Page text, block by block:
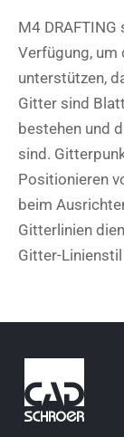
M4
Verfügung, um
unterstützen,
Gitter sind
bestehen und
sind.
Positionieren
beim
Gitterlinien
Gitter-